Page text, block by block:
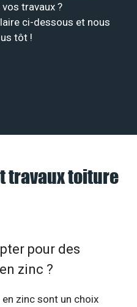
travaux ?
ci-dessous et nous
tôt !
travaux toiture
pour des
zinc ?
zinc sont un choix